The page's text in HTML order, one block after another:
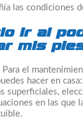
las condiciones
ir al
mis
Para el
hacer en
superficiales,
en las que